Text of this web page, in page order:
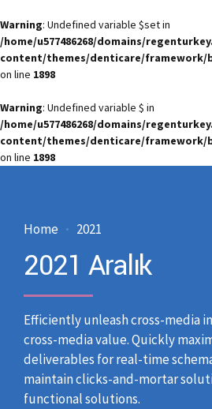
Warning: Undefined variable $set in
/home/u577486268/domains/
content/themes/denticare/framework/
on line 1898
Warning: Undefined variable $ in
/home/u577486268/domains/
content/themes/denticare/framework/
on line 1898
Home 2021
2021 Aralık
Efficiently unleash cross-media
cross-media value. Quickly
deliverables for real-time
maintain clicks-and-mortar
functional solutions.